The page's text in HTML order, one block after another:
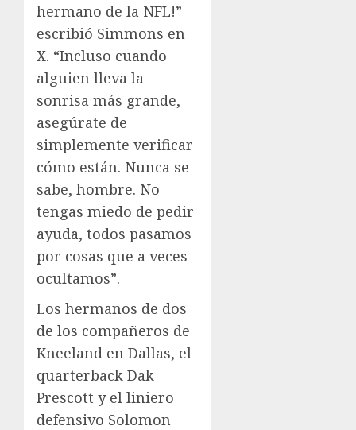
hermano de la NFL!”
escribió Simmons en
X. “Incluso cuando
alguien lleva la
sonrisa más grande,
asegúrate de
simplemente verificar
cómo están. Nunca se
sabe, hombre. No
tengas miedo de pedir
ayuda, todos pasamos
por cosas que a veces
ocultamos”.
Los hermanos de dos
de los compañeros de
Kneeland en Dallas, el
quarterback Dak
Prescott y el liniero
defensivo Solomon